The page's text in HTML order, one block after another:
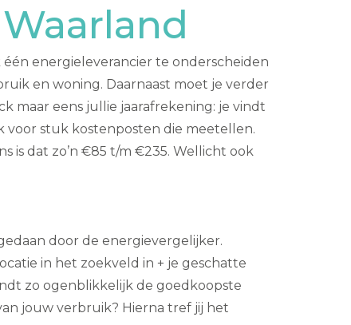
energieleverancier te onderscheiden
en woning. Daarnaast moet je verder
maar eens jullie jaarafrekening: je vindt
voor stuk kostenposten die meetellen.
is dat zo’n €85 t/m €235. Wellicht ook
door de energievergelijker.
in het zoekveld in + je geschatte
zo ogenblikkelijk de goedkoopste
jouw verbruik? Hierna tref jij het